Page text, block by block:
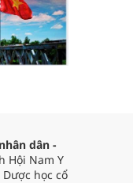
dân -
Hội Nam Y
học cổ